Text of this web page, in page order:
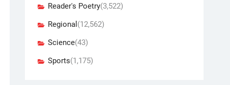
Reader's Poetry(3,522)
Regional (12,562)
Science(43)
Sports(1,175)